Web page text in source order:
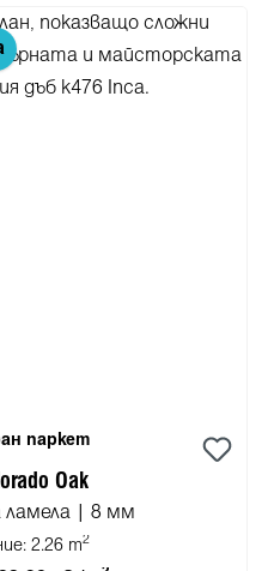
паркет
Oak
| 8 мм
2.26 m2